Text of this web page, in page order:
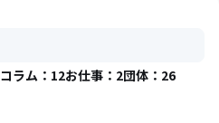
コラム：12お仕事：2団体：26